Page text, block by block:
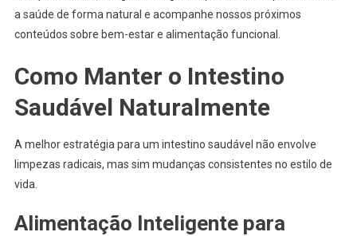
a saúde de forma natural e acompanhe nossos próximos
conteúdos sobre bem-estar e alimentação funcional.
Como Manter o Intestino
Saudável Naturalmente
A melhor estratégia para um intestino saudável não envolve
limpezas radicais, mas sim mudanças consistentes no estilo de
vida.
Alimentação Inteligente para